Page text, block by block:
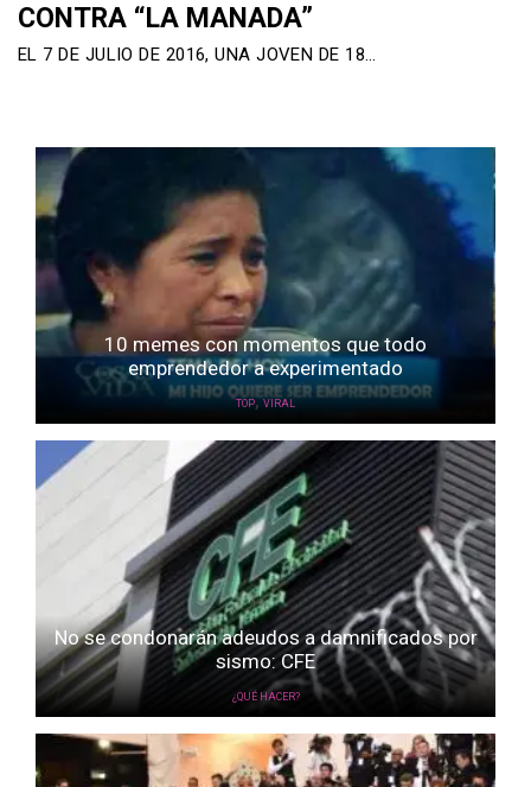
CONTRA “LA MANADA”
EL 7 DE JULIO DE 2016, UNA JOVEN DE 18…
10 memes con momentos que todo
emprendedor a experimentado
TOP,VIRAL
No se condonarán adeudos a damnificados por
sismo: CFE
¿QUÉ HACER?